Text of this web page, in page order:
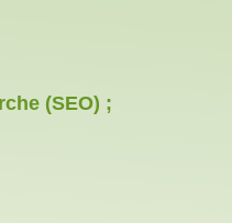
(SEO) ;